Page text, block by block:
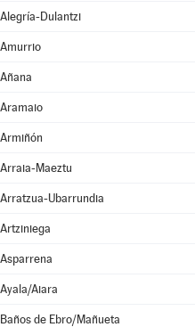
Alegría-Dulantzi
Amurrio
Añana
Aramaio
Armiñón
Arraia-Maeztu
Arratzua-Ubarrundia
Artziniega
Asparrena
Ayala/Aiara
Baños de Ebro/Mañueta